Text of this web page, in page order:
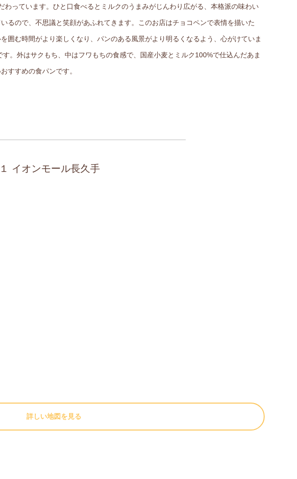
っています。ひと口食べるとミルクのうまみがじんわり広がる、本格派の味わい
るので、不思議と笑顔があふれてきます。このお店はチョコペンで表情を描いた
囲む時間がより楽しくなり、パンのある風景がより明るくなるよう、心がけていま
。外はサクもち、中はフワもちの食感で、国産小麦とミルク100%で仕込んだあま
すすめの食パンです。
イオンモール長久手
詳しい地図を見る